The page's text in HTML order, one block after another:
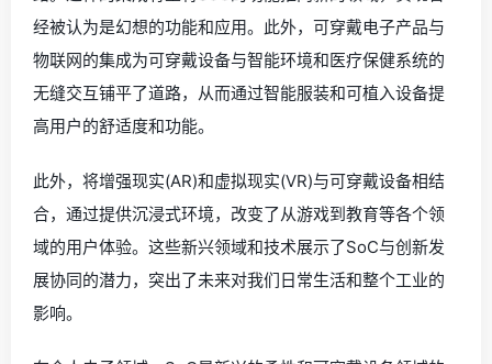
经被认为是幻想的功能和应用。此外，可穿戴电子产品与
物联网的集成为可穿戴设备与智能环境和医疗保健系统的
无缝交互铺平了道路，从而通过智能服装和可植入设备提
高用户的舒适度和功能。
此外，将增强现实(AR)和虚拟现实(VR)与可穿戴设备相结
合，通过提供沉浸式环境，改变了从游戏到教育等各个领
域的用户体验。这些新兴领域和技术展示了SoC与创新发
展协同的潜力，突出了未来对我们日常生活和整个工业的
影响。